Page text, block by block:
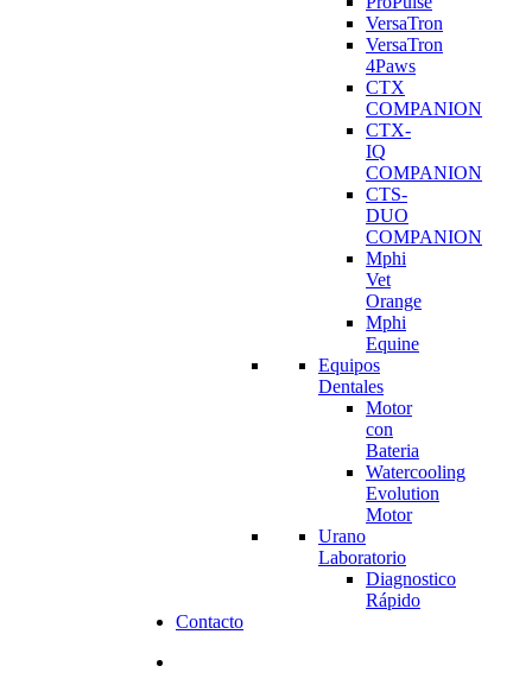
VersaTron
VersaTron
4Paws
CTX
COMPANION
CTX-
IQ
COMPANION
CTS-
DUO
COMPANION
Mphi
Vet
Orange
Mphi
Equine
Equipos
Dentales
Motor
con
Bateria
Watercooling
Evolution
Motor
Urano
Laboratorio
Diagnostico
Rápido
Contacto